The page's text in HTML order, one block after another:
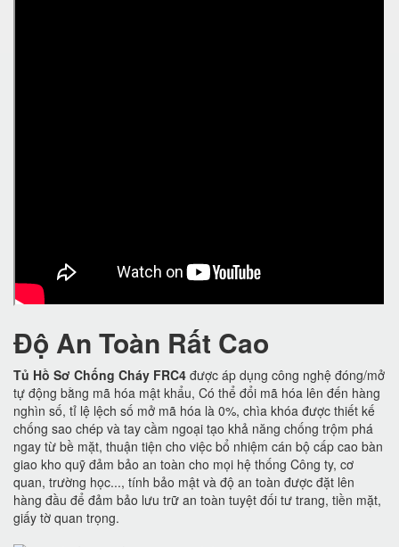
Độ An Toàn Rất Cao
Tủ Hồ Sơ Chống Cháy FRC4 được áp dụng công nghệ đóng/mở
tự động bằng mã hóa mật khẩu, Có thể đổi mã hóa lên đến hàng
nghìn số, tỉ lệ lệch số mở mã hóa là 0%, chìa khóa được thiết kế
chống sao chép và tay cầm ngoại tạo khả năng chống trộm phá
ngay từ bề mặt, thuận tiện cho việc bổ nhiệm cán bộ cấp cao bàn
giao kho quỹ đảm bảo an toàn cho mọi hệ thống Công ty, cơ
quan, trường học..., tính bảo mật và độ an toàn được đặt lên
hàng đầu để đảm bảo lưu trữ an toàn tuyệt đối tư trang, tiền mặt,
giấy tờ quan trọng.